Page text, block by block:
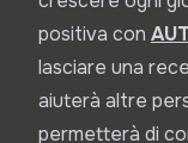
positiva con A
lasciare una
aiuterà altre
permetterà di